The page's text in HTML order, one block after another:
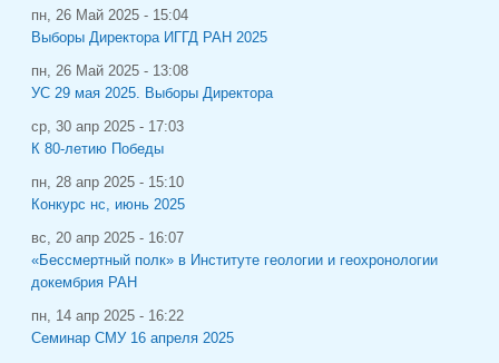
пн, 26 Май 2025 - 15:04
Выборы Директора ИГГД РАН 2025
пн, 26 Май 2025 - 13:08
УС 29 мая 2025. Выборы Директора
ср, 30 апр 2025 - 17:03
К 80-летию Победы
пн, 28 апр 2025 - 15:10
Конкурс нс, июнь 2025
вс, 20 апр 2025 - 16:07
«Бессмертный полк» в Институте геологии и геохронологии
докембрия РАН
пн, 14 апр 2025 - 16:22
Семинар СМУ 16 апреля 2025